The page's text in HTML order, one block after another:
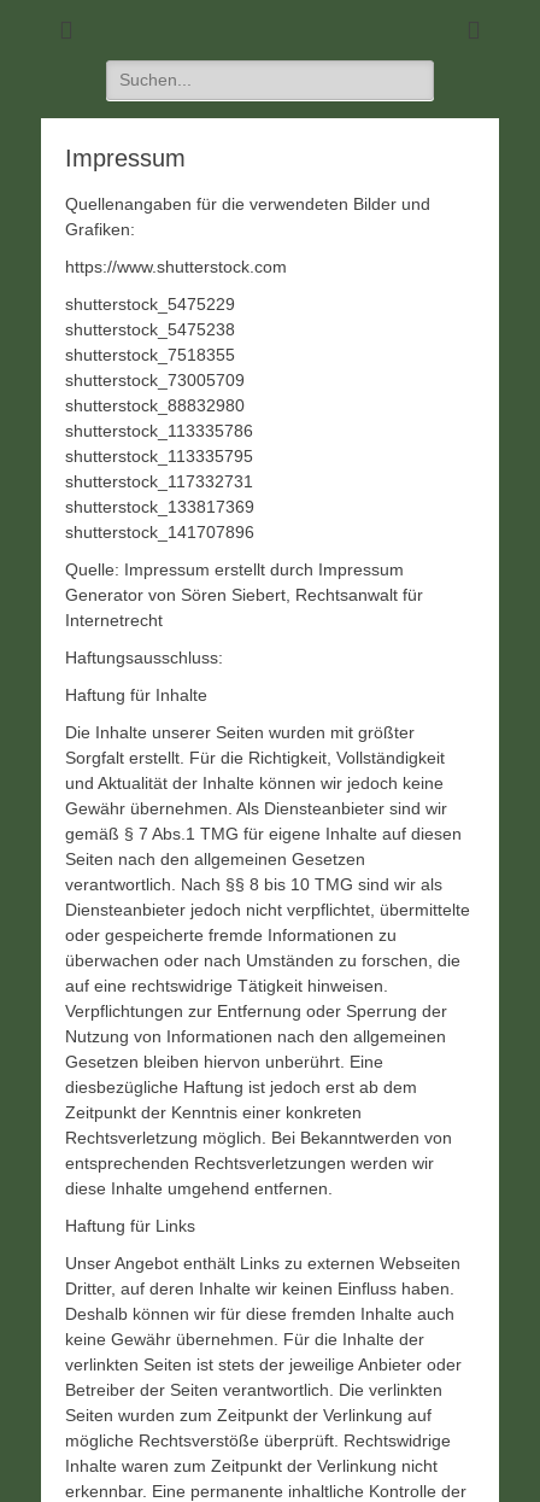
SC 1968 Klein-
Suchen
nach:
Impressum
Quellenangaben für die verwendeten Bilder und
Grafiken:
https://www.shutterstock.com
shutterstock_5475229
shutterstock_5475238
shutterstock_7518355
shutterstock_73005709
shutterstock_88832980
shutterstock_113335786
shutterstock_113335795
shutterstock_117332731
shutterstock_133817369
shutterstock_141707896
Quelle: Impressum erstellt durch Impressum
Generator von Sören Siebert, Rechtsanwalt für
Internetrecht
Haftungsausschluss:
Haftung für Inhalte
Die Inhalte unserer Seiten wurden mit größter
Sorgfalt erstellt. Für die Richtigkeit, Vollständigkeit
und Aktualität der Inhalte können wir jedoch keine
Gewähr übernehmen. Als Diensteanbieter sind wir
gemäß § 7 Abs.1 TMG für eigene Inhalte auf diesen
Seiten nach den allgemeinen Gesetzen
verantwortlich. Nach §§ 8 bis 10 TMG sind wir als
Diensteanbieter jedoch nicht verpflichtet, übermittelte
oder gespeicherte fremde Informationen zu
überwachen oder nach Umständen zu forschen, die
auf eine rechtswidrige Tätigkeit hinweisen.
Verpflichtungen zur Entfernung oder Sperrung der
Nutzung von Informationen nach den allgemeinen
Gesetzen bleiben hiervon unberührt. Eine
diesbezügliche Haftung ist jedoch erst ab dem
Zeitpunkt der Kenntnis einer konkreten
Rechtsverletzung möglich. Bei Bekanntwerden von
entsprechenden Rechtsverletzungen werden wir
diese Inhalte umgehend entfernen.
Haftung für Links
Unser Angebot enthält Links zu externen Webseiten
Dritter, auf deren Inhalte wir keinen Einfluss haben.
Deshalb können wir für diese fremden Inhalte auch
keine Gewähr übernehmen. Für die Inhalte der
verlinkten Seiten ist stets der jeweilige Anbieter oder
Betreiber der Seiten verantwortlich. Die verlinkten
Seiten wurden zum Zeitpunkt der Verlinkung auf
mögliche Rechtsverstöße überprüft. Rechtswidrige
Inhalte waren zum Zeitpunkt der Verlinkung nicht
erkennbar. Eine permanente inhaltliche Kontrolle der